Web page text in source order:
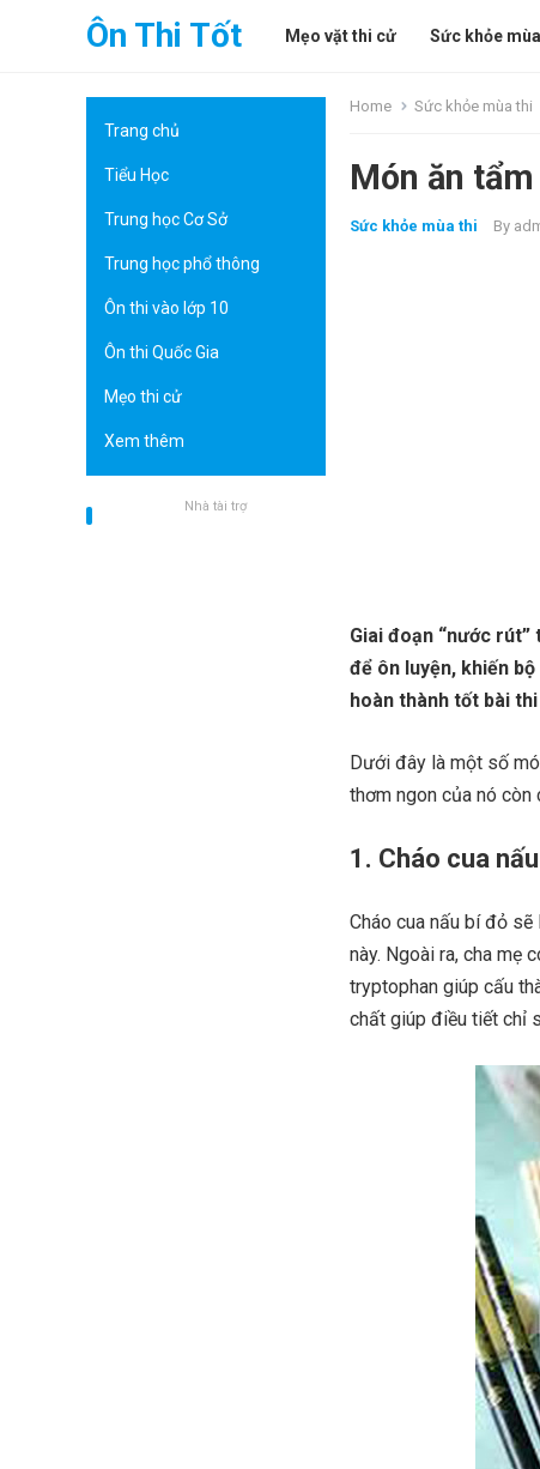
Ôn Thi Tốt Mẹo vặt thi cử Sức khỏe
Trang chủ
Tiểu Học
Trung học Cơ Sở
Trung học phổ thông
Ôn thi vào lớp 10
Ôn thi Quốc Gia
Mẹo thi cử
Xem thêm
Nhà tài trợ
Home Sức khỏe mùa thi
Món ăn
Sức khỏe mùa thi By
Giai đoạn “nước
để ôn luyện, khiến
hoàn thành tốt bài
Dưới đây là một số
thơm ngon của nó còn
1. Cháo cua
Cháo cua nấu bí đỏ
này. Ngoài ra, cha mẹ
tryptophan giúp cấu
chất giúp điều tiết chỉ